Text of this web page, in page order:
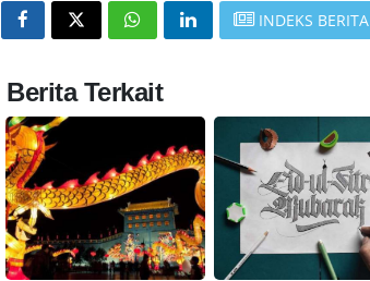
INDEKS BERITA
Berita Terkait